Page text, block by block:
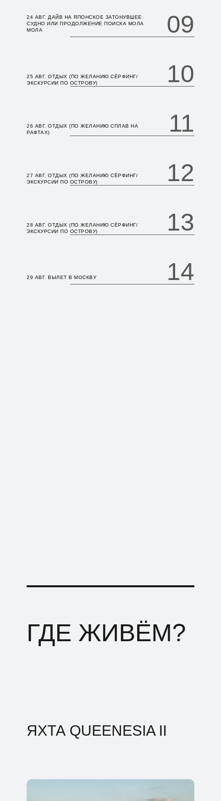
24 АВГ. ДАЙВ НА ЯПОНСКОЕ ЗАТОНУВШЕЕ
СУДНО ИЛИ ПРОДОЛЖЕНИЕ ПОИСКА МОЛА
МОЛА
09
25 АВГ. ОТДЫХ (ПО ЖЕЛАНИЮ СЁРФИНГ/
ЭКСКУРСИИ ПО ОСТРОВУ)
10
26 АВГ. ОТДЫХ (ПО ЖЕЛАНИЮ СПЛАВ НА
РАФТАХ)
11
27 АВГ. ОТДЫХ (ПО ЖЕЛАНИЮ СЁРФИНГ/
ЭКСКУРСИИ ПО ОСТРОВУ)
12
28 АВГ. ОТДЫХ (ПО ЖЕЛАНИЮ СЁРФИНГ/
ЭКСКУРСИИ ПО ОСТРОВУ)
13
29 АВГ. ВЫЛЕТ В МОСКВУ 14
ЯХТА QUEENESIA II
ГДЕ ЖИВЁМ?